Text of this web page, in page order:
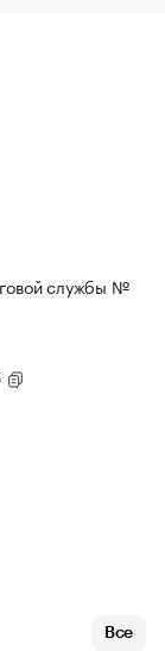
службы №
Все